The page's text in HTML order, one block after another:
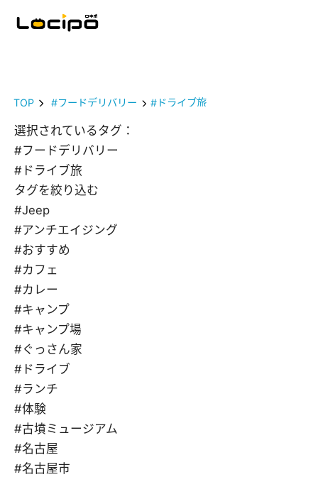
TOP #フードデリバリー #ドライブ旅
選択されているタグ：
#フードデリバリー
#ドライブ旅
タグを絞り込む
#Jeep
#アンチエイジング
#おすすめ
#カフェ
#カレー
#キャンプ
#キャンプ場
#ぐっさん家
#ドライブ
#ランチ
#体験
#古墳ミュージアム
#名古屋
#名古屋市